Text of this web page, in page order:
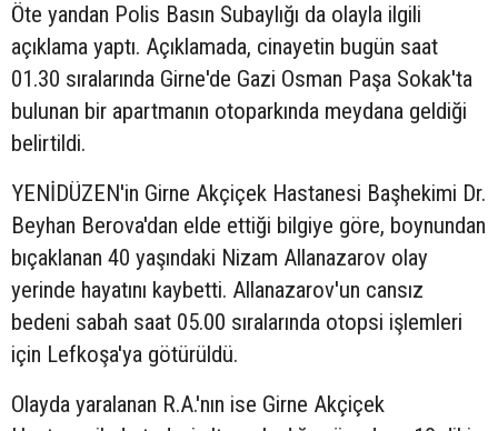
Öte yandan Polis Basın Subaylığı da olayla ilgili
açıklama yaptı. Açıklamada, cinayetin bugün saat
01.30 sıralarında Girne'de Gazi Osman Paşa Sokak'ta
bulunan bir apartmanın otoparkında meydana geldiği
belirtildi.
YENİDÜZEN'in Girne Akçiçek Hastanesi Başhekimi Dr.
Beyhan Berova'dan elde ettiği bilgiye göre, boynundan
bıçaklanan 40 yaşındaki Nizam Allanazarov olay
yerinde hayatını kaybetti. Allanazarov'un cansız
bedeni sabah saat 05.00 sıralarında otopsi işlemleri
için Lefkoşa'ya götürüldü.
Olayda yaralanan R.A.'nın ise Girne Akçiçek